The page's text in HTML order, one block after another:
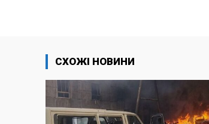
СХОЖІ НОВИНИ